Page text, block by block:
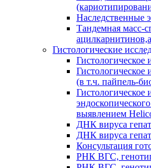
Наследственные
Тандемная масс-
Гистологические
Гистологическое
Гистологическое
(в т.ч. пайпель-
Гистологическое
выявлением
ДНК вируса
ДНК вируса
Консультация
РНК ВГC,